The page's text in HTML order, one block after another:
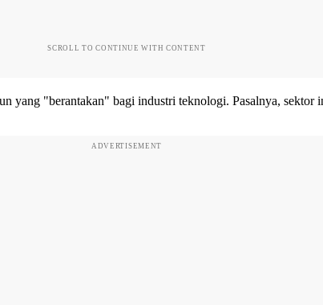
SCROLL TO CONTINUE WITH CONTENT
yang "berantakan" bagi industri teknologi. Pasalnya, sektor
ADVERTISEMENT